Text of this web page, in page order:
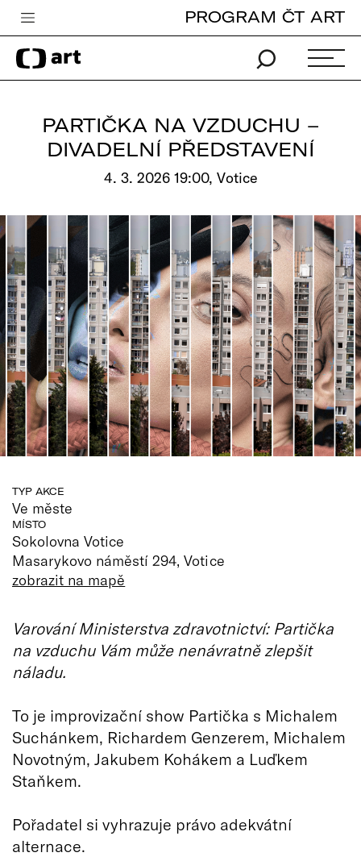
Česká televize
Zpravodajství
iVysílání
Vše o ČT
PROGRAM ČT ART
PARTIČKA NA VZDUCHU –
DIVADELNÍ PŘEDSTAVENÍ
4. 3. 2026 19:00, Votice
TYP AKCE
Ve měste
MÍSTO
Sokolovna Votice
Masarykovo náměstí 294, Votice
zobrazit na mapě
Varování Ministerstva zdravotnictví: Partička
na vzduchu Vám může nenávratně zlepšit
náladu.
To je improvizační show Partička s Michalem
Suchánkem, Richardem Genzerem, Michalem
Novotným, Jakubem Kohákem a Luďkem
Staňkem.
Pořadatel si vyhrazuje právo adekvátní
alternace.